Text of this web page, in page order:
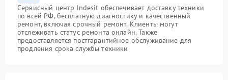
Сервисный центр Indesit обеспечивает доставку техники
по всей РФ, бесплатную диагностику и качественный
ремонт, включая срочный ремонт. Клиенты могут
отслеживать статус ремонта онлайн. Также
предоставляется постгарантийное обслуживание для
продления срока службы техники